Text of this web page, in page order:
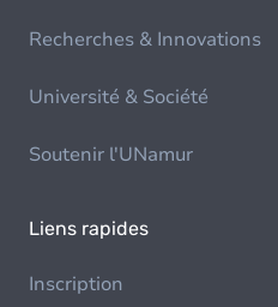
Recherches & Innovations
Université & Société
Soutenir l'UNamur
Liens rapides
Inscription